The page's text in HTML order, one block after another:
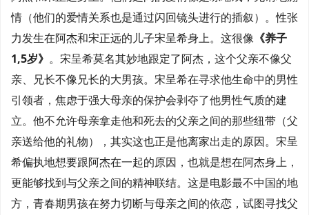
情（他们的爱情关系也是通过闪回镜头进行的插叙）。性张
力发生在阿杰和宋正远的儿子宋呈希身上。这很像 《养子
1,5岁》 。宋呈希莫名其妙地跟定了阿杰，这个父亲不像父
亲、兄长不像兄长的大男孩。宋呈希在寻求他生命中的男性
引领者，焦虑于强大母亲的保护会剥夺了他男性气质的建
立。他不允许母亲拿走他和死去的父亲之间的那些纽带（父
亲送给他的礼物），其实这也正是他离家出走的原因。宋呈
希偏执地想要跟阿杰在一起的原因，也就是想在阿杰身上，
更能够找到与父亲之间的精神联结。这是电影最不中国的地
方，青春期男孩在努力切断与母亲之间的依恋，试图寻找父